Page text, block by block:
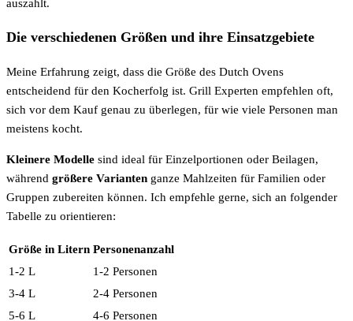
auszahlt.
Die verschiedenen Größen und ihre Einsatzgebiete
Meine Erfahrung zeigt, dass die Größe des Dutch Ovens
entscheidend für den Kocherfolg ist. Grill Experten empfehlen oft,
sich vor dem Kauf genau zu überlegen, für wie viele Personen man
meistens kocht.
Kleinere Modelle sind ideal für Einzelportionen oder Beilagen,
während größere Varianten ganze Mahlzeiten für Familien oder
Gruppen zubereiten können. Ich empfehle gerne, sich an folgender
Tabelle zu orientieren:
Größe in Litern Personenanzahl
1-2 L
1-2 Personen
3-4 L
2-4 Personen
5-6 L
4-6 Personen